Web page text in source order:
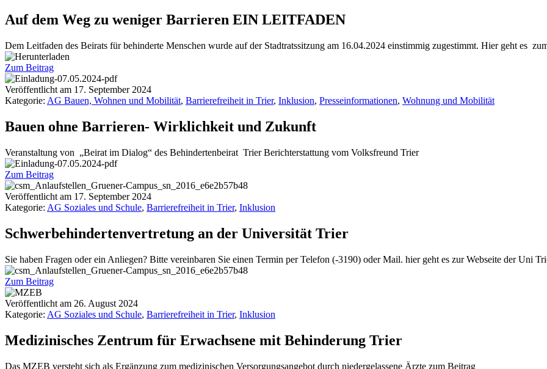
Auf dem Weg zu weniger Barrieren EIN LEITFADEN
Dem Leitfaden des Beirats für behinderte Menschen wurde auf der Stadtratssitzung am 16.04.2024 einstimmig zugestimmt. Hier geht es
Zum Beitrag
Veröffentlicht am 17. September 2024
Kategorie: AG Bauen, Wohnen und Mobilität, Barrierefreiheit in Trier, Inklusion, Presseinformationen, Wohnung und Mobilität
Bauen ohne Barrieren- Wirklichkeit und Zukunft
Veranstaltung von „Beirat im Dialog“ des Behindertenbeirat Trier Berichterstattung vom Volksfreund Trier
Zum Beitrag
Veröffentlicht am 17. September 2024
Kategorie: AG Soziales und Schule, Barrierefreiheit in Trier, Inklusion
Schwerbehindertenvertretung an der Universität Trier
Sie haben Fragen oder ein Anliegen? Bitte vereinbaren Sie einen Termin per Telefon (-3190) oder Mail. hier geht es zur Webseite der Uni
Zum Beitrag
Veröffentlicht am 26. August 2024
Kategorie: AG Soziales und Schule, Barrierefreiheit in Trier, Inklusion
Medizinisches Zentrum für Erwachsene mit Behinderung Trier
Das MZEB versteht sich als Ergänzung zum medizinischen Versorgungsangebot durch niedergelassene Ärzte zum Beitrag